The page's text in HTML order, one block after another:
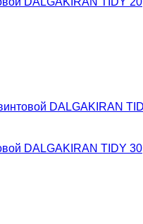
DALGAKIRAN TIDY 30